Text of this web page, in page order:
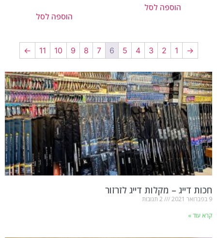
הוספה לסל
הוספה לסל
→
1
2
3
4
5
6
7
8
9
10
11
←
חכות דייג – מקלות דייג לזרזור
9 בפברואר 2021
קרא עוד »